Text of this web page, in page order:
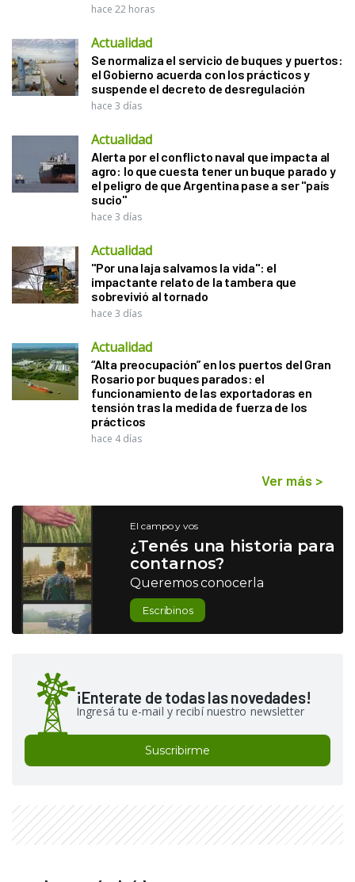
hace 22 horas
Actualidad
Se normaliza el servicio de buques y puertos:
el Gobierno acuerda con los prácticos y
suspende el decreto de desregulación
hace 3 días
Actualidad
Alerta por el conflicto naval que impacta al
agro: lo que cuesta tener un buque parado y
el peligro de que Argentina pase a ser "país
sucio"
hace 3 días
Actualidad
"Por una laja salvamos la vida": el
impactante relato de la tambera que
sobrevivió al tornado
hace 3 días
Actualidad
“Alta preocupación” en los puertos del Gran
Rosario por buques parados: el
funcionamiento de las exportadoras en
tensión tras la medida de fuerza de los
prácticos
hace 4 días
Ver más >
El campo y vos
¿Tenés una historia para
contarnos?
Queremos conocerla
Escribinos
¡Enterate de todas las novedades!
Ingresá tu e-mail y recibí nuestro newsletter
Suscribirme